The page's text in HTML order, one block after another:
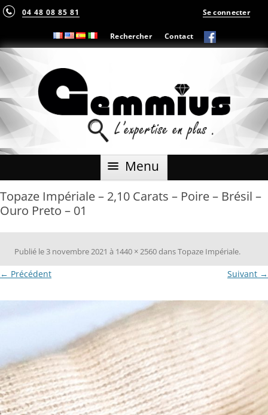
04 48 08 85 81
Rechercher Contact
Se connecter
Menu Aller
Topaze Impériale – 2,10 Carats – Poire – Brésil –
Ouro Preto – 01
Publié le3 novembre 2021 à 1440 × 2560dansTopaze Impériale.
← Précédent Suivant →